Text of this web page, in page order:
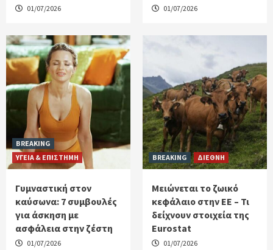
01/07/2026 01/07/2026
BREAKING
ΥΓΕΙΑ & ΕΠΙΣΤΗΜΗ
Γυμναστική στον
καύσωνα: 7 συμβουλές
για άσκηση με
ασφάλεια στην ζέστη
01/07/2026
BREAKING ΔΙΕΘΝΗ
Μειώνεται το ζωικό
κεφάλαιο στην ΕΕ – Τι
δείχνουν στοιχεία της
Eurostat
01/07/2026